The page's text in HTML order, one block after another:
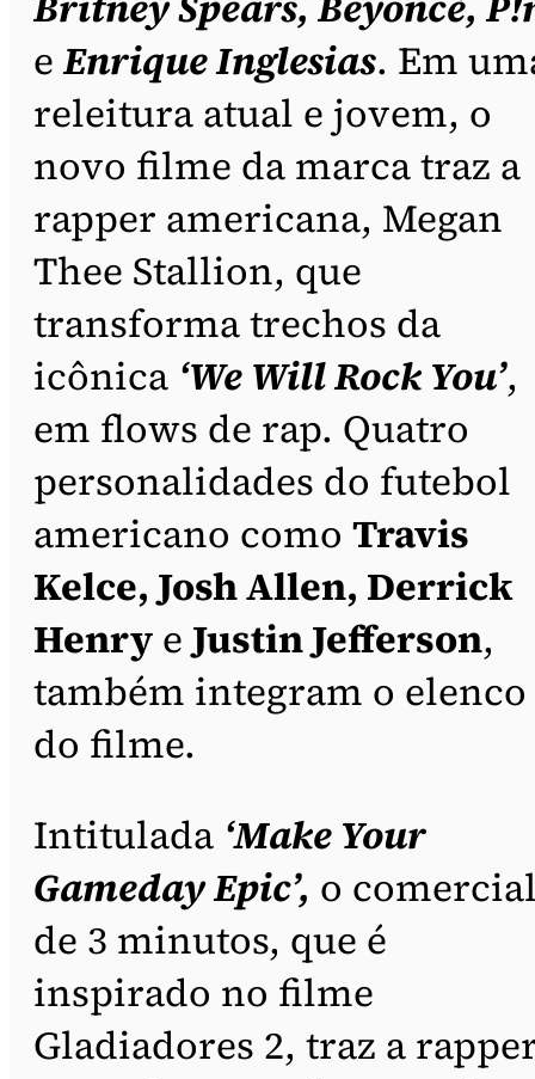
eEnrique Inglesias. Em
releitura atual e jovem, o
novo filme da marca traz a
rapper americana, Megan
Thee Stallion, que
transforma trechos da
icônica ‘We Will Rock You’,
em flows de rap. Quatro
personalidades do futebol
americano como Travis
Kelce, Josh Allen, Derrick
Henry eJustin Jefferson,
também integram o elenco
do filme.
Intitulada ‘Make Your
Gameday Epic’, o
de 3 minutos, que é
inspirado no filme
Gladiadores 2, traz a